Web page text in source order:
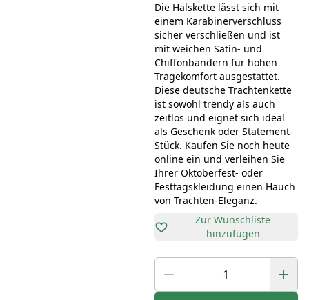
Die Halskette lässt sich mit
einem Karabinerverschluss
sicher verschließen und ist
mit weichen Satin- und
Chiffonbändern für hohen
Tragekomfort ausgestattet.
Diese deutsche Trachtenkette
ist sowohl trendy als auch
zeitlos und eignet sich ideal
als Geschenk oder Statement-
Stück. Kaufen Sie noch heute
online ein und verleihen Sie
Ihrer Oktoberfest- oder
Festtagskleidung einen Hauch
von Trachten-Eleganz.
Zur Wunschliste
hinzufügen